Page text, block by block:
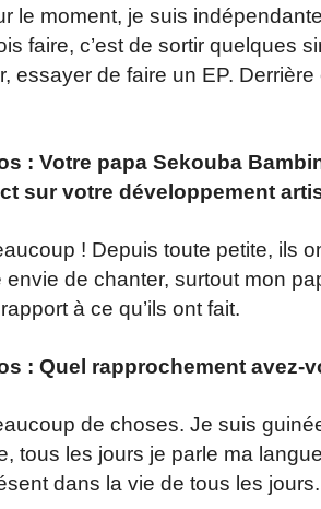
le moment, je suis
faire, c’est de sortir quelques
essayer de faire un EP.
: Votre papa Sekouba
sur votre développement
! Depuis toute petite, ils
envie de chanter, surtout mon
à ce qu’ils ont fait.
: Quel rapprochement avez-
de choses. Je suis
tous les jours je parle ma
dans la vie de tous les jours.